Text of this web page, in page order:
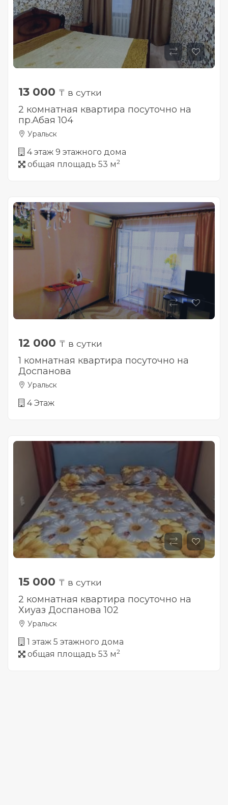
13 000 ₸ в сутки
2 комнатная квартира посуточно на
пр.Абая 104
Уральск
4 этаж 9 этажного дома
общая площадь 53 м2
12 000 ₸ в сутки
1 комнатная квартира посуточно на
Доспанова
Уральск
4 Этаж
15 000 ₸ в сутки
2 комнатная квартира посуточно на
Хиуаз Доспанова 102
Уральск
1 этаж 5 этажного дома
общая площадь 53 м2